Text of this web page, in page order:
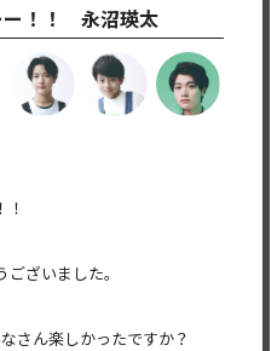
ー！！ 永沼瑛太
ございました。
さん楽しかったですか？